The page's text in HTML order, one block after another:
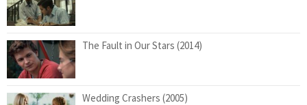
The Fault in Our Stars (2014)
Wedding Crashers (2005)